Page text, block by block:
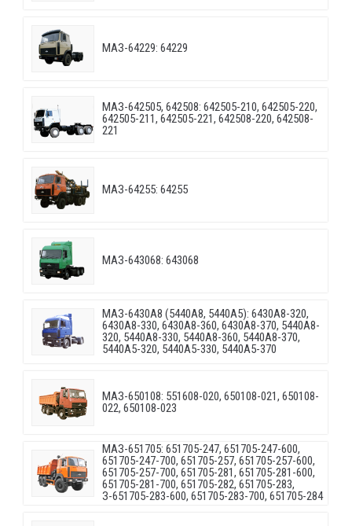
МАЗ-64229: 64229
МАЗ-642505, 642508: 642505-210, 642505-220,
642505-211, 642505-221, 642508-220, 642508-
221
МАЗ-64255: 64255
МАЗ-643068: 643068
МАЗ-6430A8 (5440A8, 5440A5): 6430A8-320,
6430A8-330, 6430A8-360, 6430A8-370, 5440A8-
320, 5440A8-330, 5440A8-360, 5440A8-370,
5440A5-320, 5440A5-330, 5440A5-370
МАЗ-650108: 551608-020, 650108-021, 650108-
022, 650108-023
МАЗ-651705: 651705-247, 651705-247-600,
651705-247-700, 651705-257, 651705-257-600,
651705-257-700, 651705-281, 651705-281-600,
651705-281-700, 651705-282, 651705-283,
З-651705-283-600, 651705-283-700, 651705-284